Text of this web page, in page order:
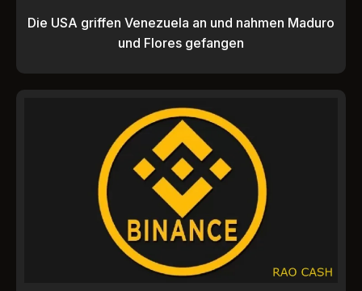
Die USA griffen Venezuela an und nahmen Maduro
und Flores gefangen